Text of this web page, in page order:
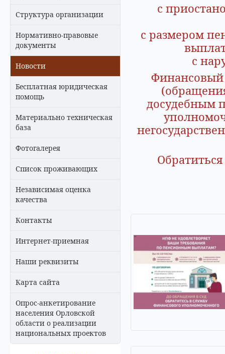
Структура организации
Нормативно-правовые
документы
Новости
Бесплатная юридическая
помощь
Материально техническая
база
Фотогалерея
Список проживающих
Независимая оценка
качества
Контакты
Интернет-приемная
Наши реквизиты
Карта сайта
Опрос-анкетирование
населения Орловской
области о реализации
национальных проектов
с
с размером
с
досудебным